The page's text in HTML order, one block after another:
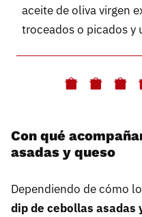
aceite de oliva virgen
troceados o picados y
Con qué
asadas y queso
Dependiendo de cómo
dip de cebollas asadas